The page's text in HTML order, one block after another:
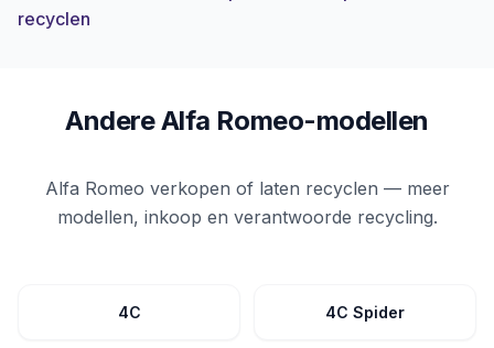
recyclen
Andere Alfa Romeo-modellen
Alfa Romeo verkopen of laten recyclen — meer
modellen, inkoop en verantwoorde recycling.
4C 4C Spider